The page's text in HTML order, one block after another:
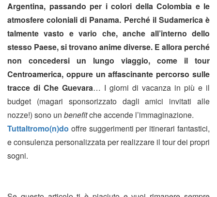
Argentina, passando per i colori della Colombia e le
atmosfere coloniali di Panama. Perché il Sudamerica è
talmente vasto e vario che, anche all’interno dello
stesso Paese, si trovano anime diverse. E allora perché
non concedersi un lungo viaggio, come il tour
Centroamerica, oppure un affascinante percorso sulle
tracce di Che Guevara… I giorni di vacanza in più e il
budget (magari sponsorizzato dagli amici invitati alle
nozze!) sono un benefitche accende l’immaginazione.
Tuttaltromo(n)do offre suggerimenti per itinerari fantastici,
e consulenza personalizzata per realizzare il tour dei propri
sogni.